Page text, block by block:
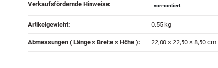
Verkaufsfördernde Hinweise‍: vormontiert
Artikelgewicht‍: 0,55 kg
Abmessungen ( Länge × Breite × Höhe )‍: 22,00 × 22,50 × 8,50 cm